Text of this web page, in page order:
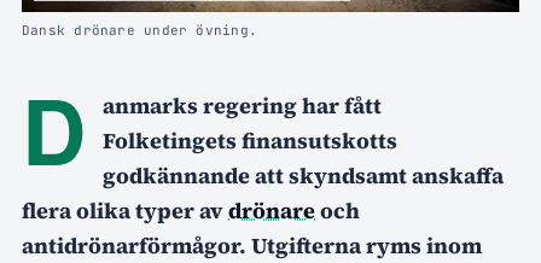
Dansk drönare under övning.
D
anmarks regering har fått
Folketingets finansutskotts
godkännande att skyndsamt anskaffa
flera olika typer avdrönareoch
antidrönarförmågor. Utgifterna ryms inom